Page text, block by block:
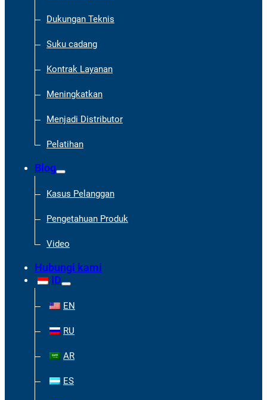
Dukungan Teknis
Suku cadang
Kontrak Layanan
Meningkatkan
Menjadi Distributor
Pelatihan
Blog
Kasus Pelanggan
Pengetahuan Produk
Video
Hubungi kami
ID
EN
RU
AR
ES